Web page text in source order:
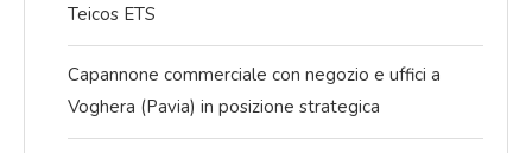
Teicos ETS
Capannone commerciale con negozio e uffici a
Voghera (Pavia) in posizione strategica